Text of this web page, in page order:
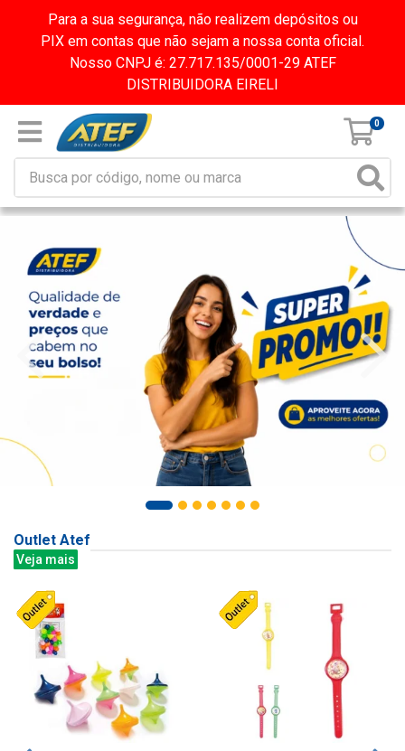
Para a sua segurança, não realizem depósitos ou
PIX em contas que não sejam a nossa conta oficial.
Nosso CNPJ é: 27.717.135/0001-29 ATEF
DISTRIBUIDORA EIRELI
0
Outlet Atef
Veja mais